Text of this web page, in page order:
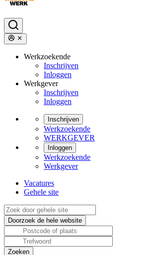
Werkzoekende
Inschrijven
Inloggen
Werkgever
Inschrijven
Inloggen
Inschrijven
Werkzoekende
WERKGEVER
Inloggen
Werkzoekende
Werkgever
Vacatures
Gehele site